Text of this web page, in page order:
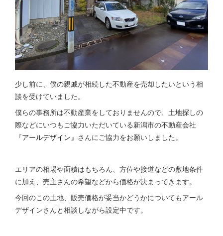
少し前に、僕の親戚が相続した不動産を売却したいという相
談を受けていました。
僕らの事務所は不動産業をしておりませんので、土地探しの
際などにいつもご協力いただいている新潟市の不動産会社
『アールデザイン』 さんにご協力をお願いしました。
エリアの相場や面積はもちろん、方位や接道などの敷地条件
に加え、売主さんの希望などから価格が決まってきます。
今回のこの土地、販売価格が妥当かどうかについてもアール
デザインさんと相談しながら設定中です。